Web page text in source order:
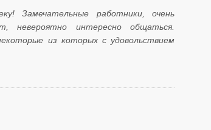
Замечательные работники, очень
невероятно интересно общаться.
из которых с удовольствием